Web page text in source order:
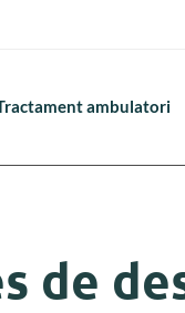
ambulatori
de